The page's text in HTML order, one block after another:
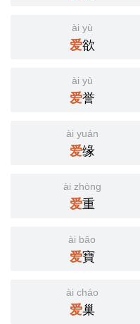
ài yù
爱欲
ài yù
爱誉
ài yuán
爱缘
ài zhòng
爱重
ài bǎo
爱寶
ài cháo
爱巢